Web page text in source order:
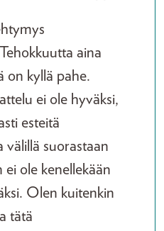
aina
on kyllä pahe.
ei ole hyväksi,
esteitä
välillä suorastaan
ole kenellekään
Olen kuitenkin
tätä